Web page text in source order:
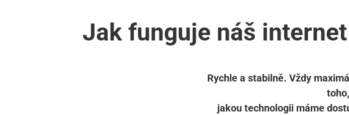
Jak funguje náš
Rychle a stabilně. Vždy
toho,
jakou technologii máme